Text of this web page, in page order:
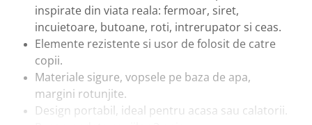
inspirate din viata reala: fermoar, siret,
incuietoare, butoane, roti, intrerupator si ceas.
Elemente rezistente si usor de folosit de catre
copii.
Materiale sigure, vopsele pe baza de apa,
margini rotunjite.
Design portabil, ideal pentru acasa sau calatorii.